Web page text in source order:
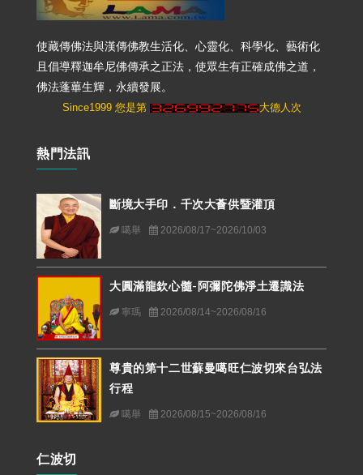
使藏傳佛法與漢傳佛教生活化、心靈化、科學化、藝術化
且倡導釋迦牟尼佛傳承之正法，使眾生有正確成佛之道，
佛法蓬蓽生輝，永續發展。
Since1999 您是第 大德人次
熱門法訊
斷境大手印．千次大薈供暨灌頂
噶舉 2026/08/17~2026/10/03
大圓滿龍欽心髓-阿彌陀佛淨土遷識法
寧瑪 2026/08/14~2026/08/16
尊貴的第十二世蘇曼噶旺仁波切來台弘法
行程
噶舉 2026/08/15~2026/08/16
仁波切